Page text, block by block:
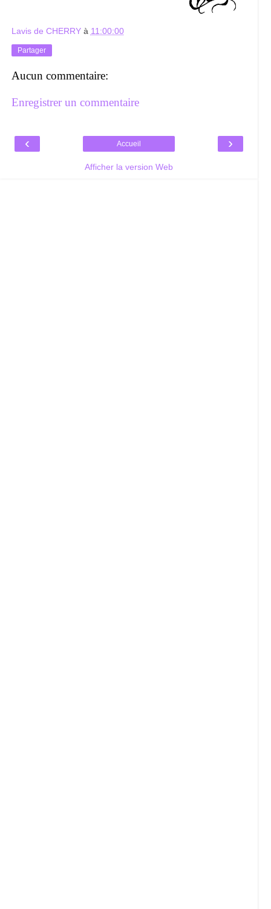
Lavis de CHERRY à 11:00:00
Partager
Aucun commentaire:
Enregistrer un commentaire
‹ ›
Accueil
Afficher la version Web